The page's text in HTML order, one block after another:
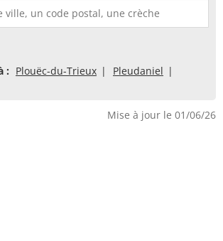
: Plouëc-du-Trieux
Pleudaniel
Mise à jour le 01/06/26